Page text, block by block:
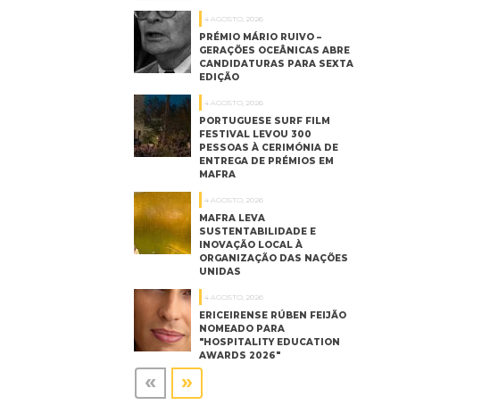
4 AGOSTO, 2026
PRÉMIO MÁRIO RUIVO –
GERAÇÕES OCEÂNICAS ABRE
CANDIDATURAS PARA SEXTA
EDIÇÃO
4 AGOSTO, 2026
PORTUGUESE SURF FILM
FESTIVAL LEVOU 300
PESSOAS À CERIMÓNIA DE
ENTREGA DE PRÉMIOS EM
MAFRA
4 AGOSTO, 2026
MAFRA LEVA
SUSTENTABILIDADE E
INOVAÇÃO LOCAL À
ORGANIZAÇÃO DAS NAÇÕES
UNIDAS
4 AGOSTO, 2026
ERICEIRENSE RÚBEN FEIJÃO
NOMEADO PARA
"HOSPITALITY EDUCATION
AWARDS 2026"
« »